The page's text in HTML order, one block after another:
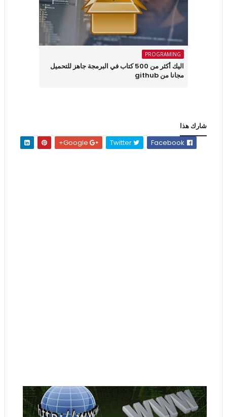
PROGRAMING
اليك أكثر من 500 كتاب في البرمجة جاهز للتحميل
مجانا من github
شارك هذا
Twitter